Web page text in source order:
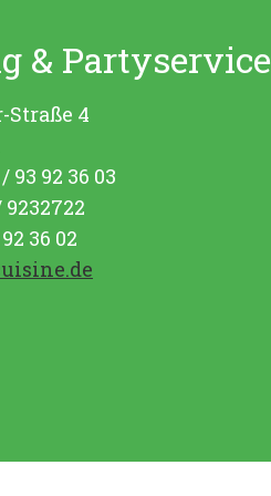
& Partyservice
Straße 4
93 92 36 03
36 02